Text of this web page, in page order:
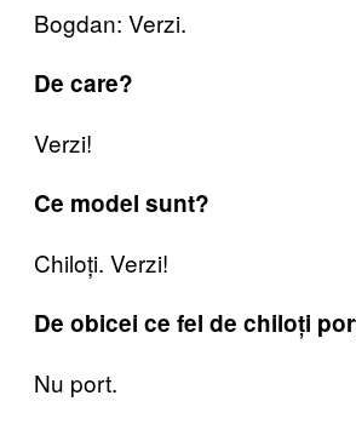
Bogdan: Verzi.
De care?
Verzi!
Ce model sunt?
Chiloți. Verzi!
De obicei ce fel de chiloți
Nu port.